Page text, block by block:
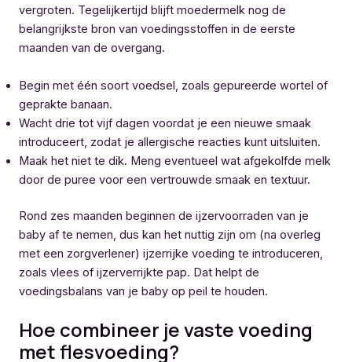
vergroten. Tegelijkertijd blijft moedermelk nog de
belangrijkste bron van voedingsstoffen in de eerste
maanden van de overgang.
Begin met één soort voedsel, zoals gepureerde wortel of
geprakte banaan.
Wacht drie tot vijf dagen voordat je een nieuwe smaak
introduceert, zodat je allergische reacties kunt uitsluiten.
Maak het niet te dik. Meng eventueel wat afgekolfde melk
door de puree voor een vertrouwde smaak en textuur.
Rond zes maanden beginnen de ijzervoorraden van je
baby af te nemen, dus kan het nuttig zijn om (na overleg
met een zorgverlener) ijzerrijke voeding te introduceren,
zoals vlees of ijzerverrijkte pap. Dat helpt de
voedingsbalans van je baby op peil te houden.
Hoe combineer je vaste voeding
met flesvoeding?